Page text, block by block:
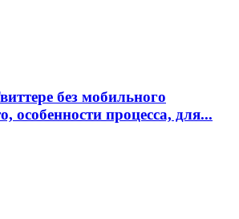
без мобильного
особенности процесса, для...